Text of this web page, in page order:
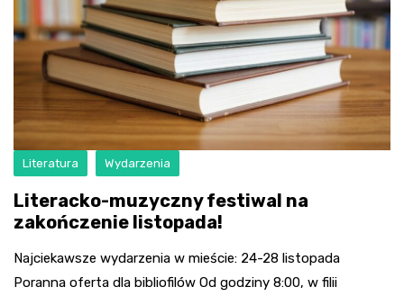
Literatura Wydarzenia
Literacko-muzyczny festiwal na
zakończenie listopada!
Najciekawsze wydarzenia w mieście: 24-28 listopada
Poranna oferta dla bibliofilów Od godziny 8:00, w filii